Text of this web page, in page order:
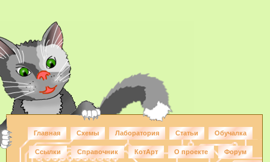
Главная Схемы Лаборатория Статьи Обучалка
Ссылки Справочник КотАрт О проекте Форум